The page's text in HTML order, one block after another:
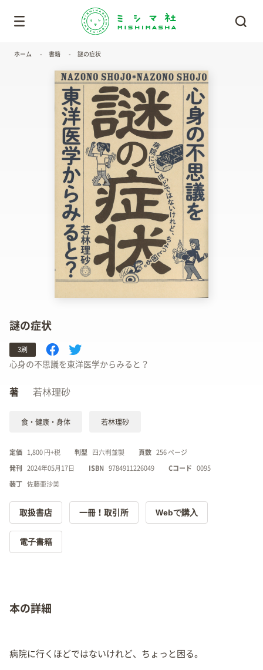
ホーム 書籍 謎の症状
3刷
謎の症状
心身の不思議を東洋医学からみると？
著 若林理砂
食・健康・身体 若林理砂
定価 1,800 円+税 判型 四六判並製 頁数 256 ページ
発刊 2024年05月17日 ISBN 9784911226049 Cコード 0095
装丁 佐藤亜沙美
取扱書店 一冊！取引所 Webで購入
電子書籍
本の詳細
病院に行くほどではないけれど、ちょっと困る。